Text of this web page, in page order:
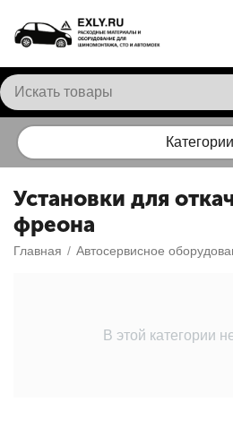
Категории
Установки для
фреона
Главная / Автосервисное
В этой категории